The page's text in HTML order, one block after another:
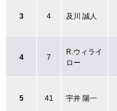
3 4 及川 誠人
4 7
R.ウィライ
ロー
5 41 宇井 陽一